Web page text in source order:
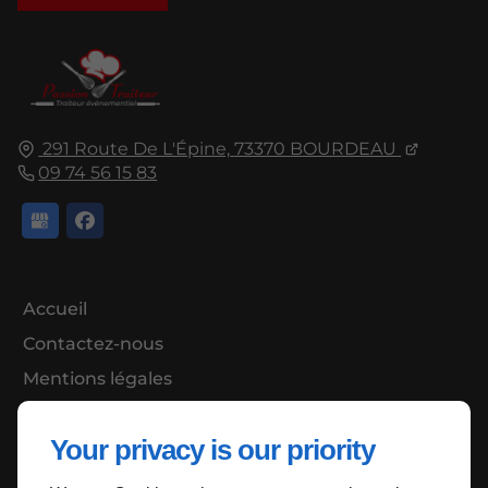
Your privacy is our priority
291 Route De L'Épine, 73370 BOURDEAU
09 74 56 15 83
Accueil
Contactez-nous
Mentions légales